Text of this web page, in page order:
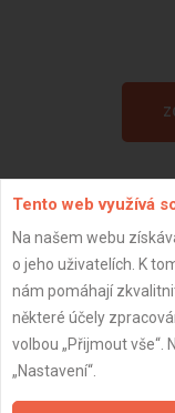
Tento web využívá
Na našem webu
o jeho uživatelích. K
nám pomáhají
některé účely
volbou „Přijmout vše“.
„Nastavení“.